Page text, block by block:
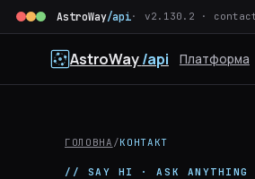
AstroWay/api v2.130.2 ·
AstroWay/api Платформа
ГОЛОВНА /КОНТАКТ
// SAY HI · ASK ANYTHING